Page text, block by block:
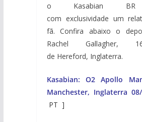
o Kasabian BR
com exclusividade um
fã. Confira abaixo o
Rachel Gallagher,
de Hereford, Inglaterra.
Kasabian: O2 Apollo
Manchester, Inglaterra
PT ]